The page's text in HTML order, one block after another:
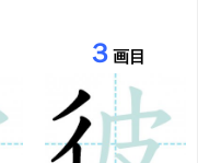
３ 画目